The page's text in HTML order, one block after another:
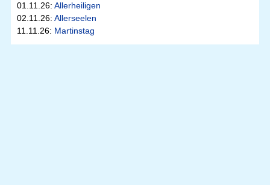
01.11.26: Allerheiligen
02.11.26: Allerseelen
11.11.26: Martinstag